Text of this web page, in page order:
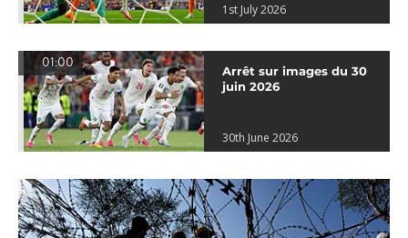
1st July 2026
01:00
Arrêt sur images du 30
juin 2026
30th June 2026